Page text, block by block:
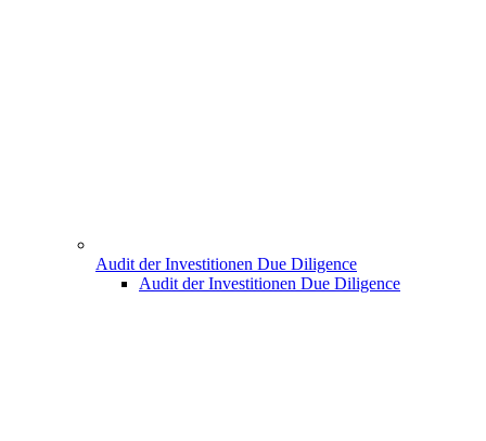
Audit der Investitionen Due Diligence
Audit der Investitionen Due Diligence